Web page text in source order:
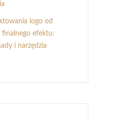
logo od
finalnego efektu:
i narzędzia